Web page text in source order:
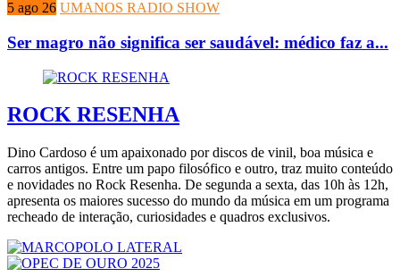
5 ago 26 UMANOS RADIO SHOW
Ser magro não significa ser saudável: médico faz a...
ROCK RESENHA
Dino Cardoso é um apaixonado por discos de vinil, boa música e
carros antigos. Entre um papo filosófico e outro, traz muito conteúdo
e novidades no Rock Resenha. De segunda a sexta, das 10h às 12h,
apresenta os maiores sucesso do mundo da música em um programa
recheado de interação, curiosidades e quadros exclusivos.